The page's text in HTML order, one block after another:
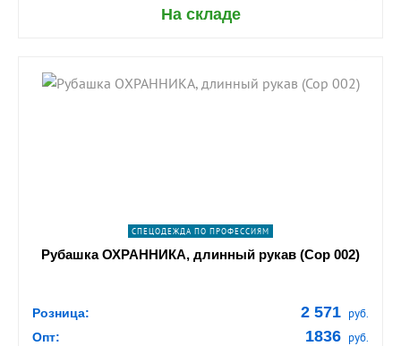
На складе
shopping_cart В КОРЗИНУ
СПЕЦОДЕЖДА ПО ПРОФЕССИЯМ
Рубашка ОХРАННИКА, длинный рукав (Сор 002)
Розница: 2 571 руб.
Опт: 1836 руб.